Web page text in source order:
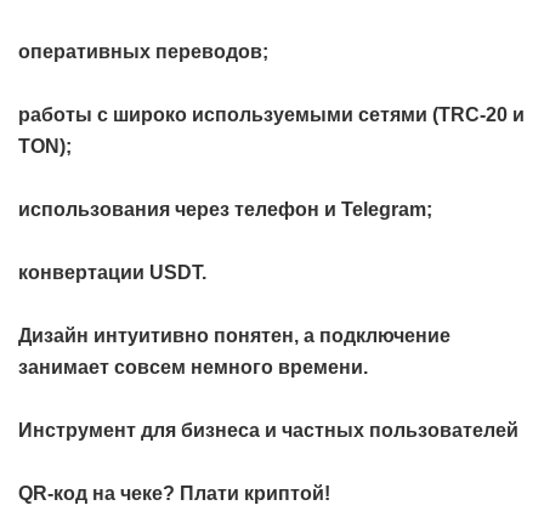
оперативных переводов;
работы с широко используемыми сетями (TRC-20 и
TON);
использования через телефон и Telegram;
конвертации USDT.
Дизайн интуитивно понятен, а подключение
занимает совсем немного времени.
Инструмент для бизнеса и частных пользователей
QR-код на чеке? Плати криптой!